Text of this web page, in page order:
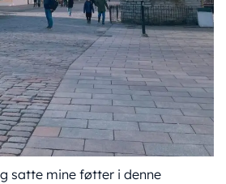
satte mine føtter i denne